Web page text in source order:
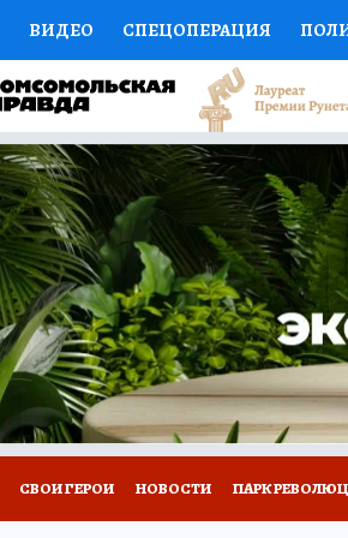
ВИДЕО СПЕЦОПЕРАЦИЯ
НАУКА СПОРТ
ЭКСПЕРТОВ ДОКТОР
ПОЛКА ПРОГНОЗЫ НА СПОРТ
ЦЕНТР НЕДВИЖИМОСТЬ
КП РАДИО КП РЕКЛАМА ТЕСТЫ
СВОИ ГЕРОИ НОВОСТИ ПАРК